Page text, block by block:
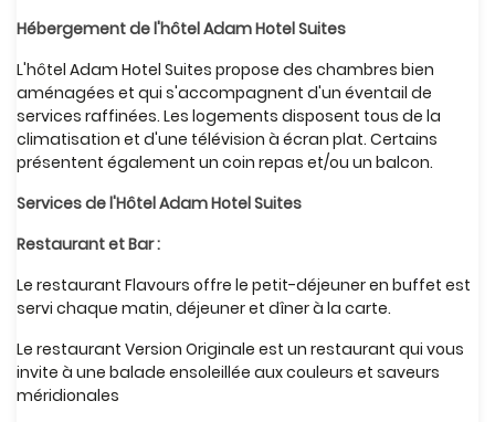
Hébergement de l'hôtel Adam Hotel Suites
L'hôtel Adam Hotel Suites propose des chambres bien
aménagées et qui s'accompagnent d'un éventail de
services raffinées. Les logements disposent tous de la
climatisation et d'une télévision à écran plat. Certains
présentent également un coin repas et/ou un balcon.
Services de l'Hôtel Adam Hotel Suites
Restaurant et Bar :
Le restaurant Flavours offre le petit-déjeuner en buffet est
servi chaque matin, déjeuner et dîner à la carte.
Le restaurant Version Originale est un restaurant qui vous
invite à une balade ensoleillée aux couleurs et saveurs
méridionales